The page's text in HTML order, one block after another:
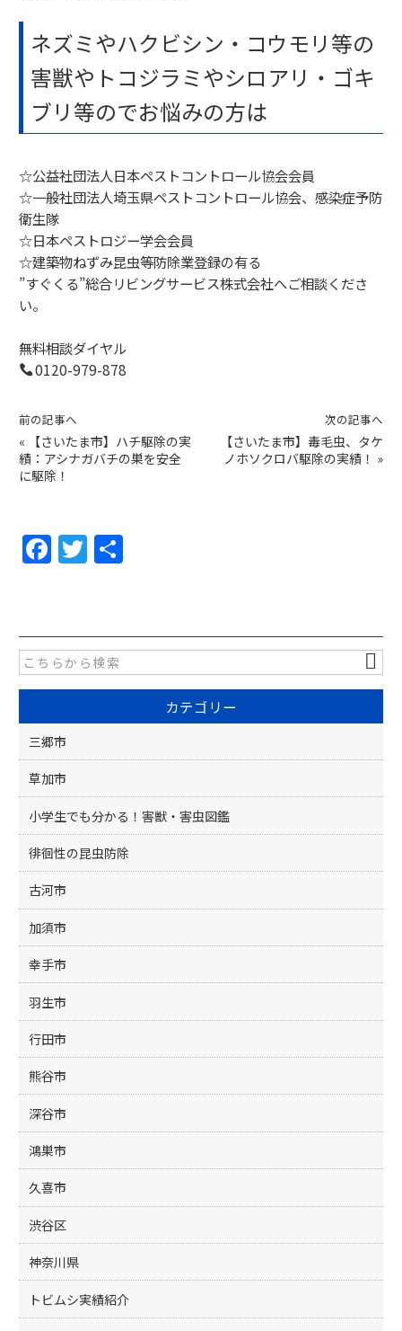
ネズミやハクビシン・コウモリ等の
害獣やトコジラミやシロアリ・ゴキ
ブリ等のでお悩みの方は
☆公益社団法人日本ペストコントロール協会会員
☆一般社団法人埼玉県ペストコントロール協会、感染症予防
衛生隊
☆日本ペストロジー学会会員
☆建築物ねずみ昆虫等防除業登録の有る
”すぐくる”総合リビングサービス株式会社へご相談くださ
い。
無料相談ダイヤル
0120-979-878
前の記事へ
«
【さいたま市】ハチ駆除の実
績：アシナガバチの巣を安全
に駆除！
次の記事へ
【さいたま市】毒毛虫、タケ
ノホソクロバ駆除の実績！ »
F
a
e
b
o
o
k
T
w
er
カテゴリー
三郷市
草加市
小学生でも分かる！害獣・害虫図鑑
徘徊性の昆虫防除
古河市
加須市
幸手市
羽生市
行田市
熊谷市
深谷市
鴻巣市
久喜市
渋谷区
神奈川県
トビムシ実績紹介